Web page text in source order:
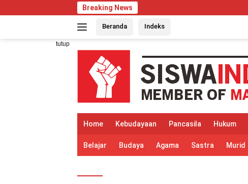
ke
Breaking News
Beranda Indeks
tutup
Home Kebudayaan Pancasila Hukum
Belajar Budaya Agama Sastra Murid